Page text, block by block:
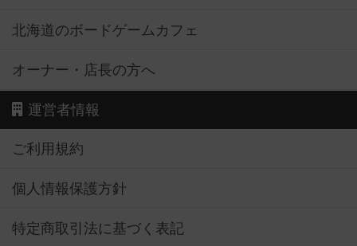
北海道のボードゲームカフェ
オーナー・店長の方へ
運営者情報
ご利用規約
個人情報保護方針
特定商取引法に基づく表記